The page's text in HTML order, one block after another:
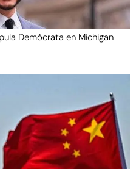
Demócrata en Michigan